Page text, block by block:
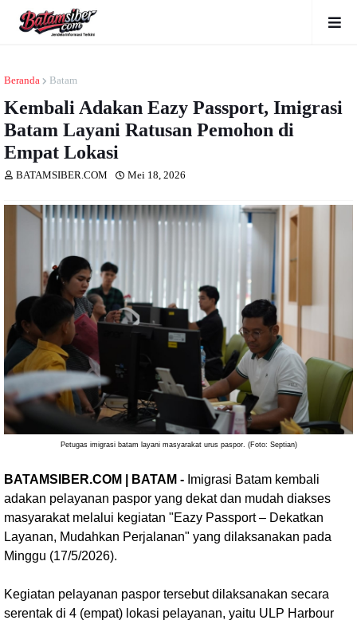
Beranda Batam
Kembali Adakan Eazy Passport, Imigrasi
Batam Layani Ratusan Pemohon di
Empat Lokasi
BATAMSIBER.COM Mei 18, 2026
Petugas imigrasi batam layani masyarakat urus paspor. (Foto: Septian)
BATAMSIBER.COM | BATAM - Imigrasi Batam kembali
adakan pelayanan paspor yang dekat dan mudah diakses
masyarakat melalui kegiatan "Eazy Passport – Dekatkan
Layanan, Mudahkan Perjalanan" yang dilaksanakan pada
Minggu (17/5/2026).
Kegiatan pelayanan paspor tersebut dilaksanakan secara
serentak di 4 (empat) lokasi pelayanan, yaitu ULP Harbour